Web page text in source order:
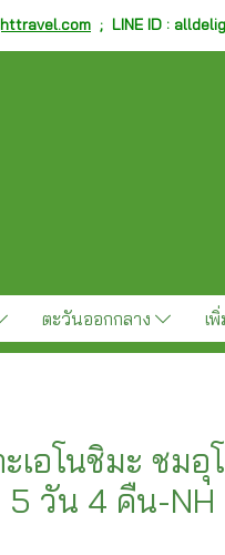
; LINE ID :
ตะวันออกกลาง เ
เอโนชิมะ ชมอุ
วัน 4 คืน-NH